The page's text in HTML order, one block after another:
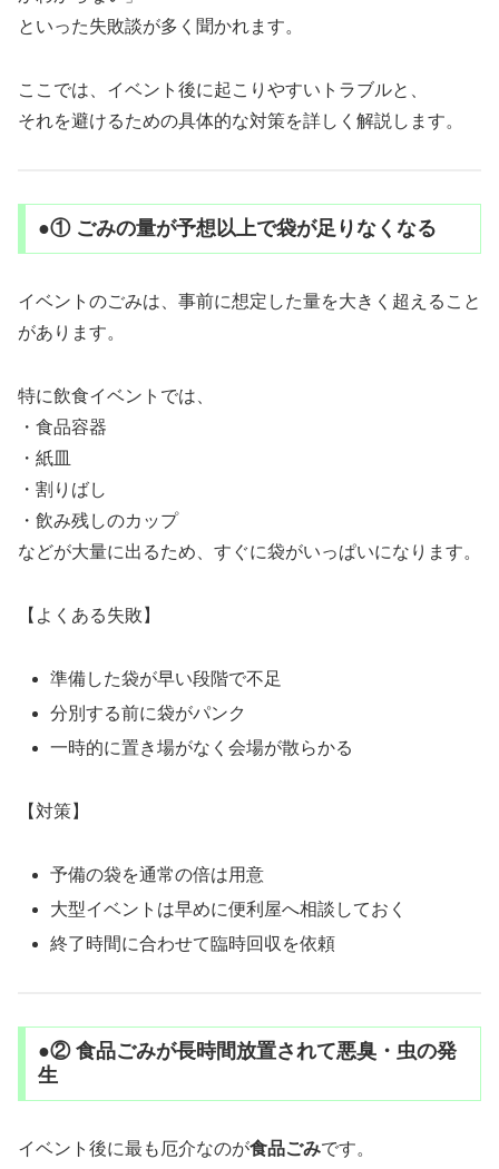
といった失敗談が多く聞かれます。
ここでは、イベント後に起こりやすいトラブルと、
それを避けるための具体的な対策を詳しく解説します。
●① ごみの量が予想以上で袋が足りなくなる
イベントのごみは、事前に想定した量を大きく超えること
があります。
特に飲食イベントでは、
・食品容器
・紙皿
・割りばし
・飲み残しのカップ
などが大量に出るため、すぐに袋がいっぱいになります。
【よくある失敗】
準備した袋が早い段階で不足
分別する前に袋がパンク
一時的に置き場がなく会場が散らかる
【対策】
予備の袋を通常の倍は用意
大型イベントは早めに便利屋へ相談しておく
終了時間に合わせて臨時回収を依頼
●② 食品ごみが長時間放置されて悪臭・虫の発
生
イベント後に最も厄介なのが食品ごみです。